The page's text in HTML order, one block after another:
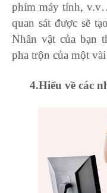
phím máy tính,
quan sát được sẽ
Nhân vật của bạn
pha trộn của một
4.Hiểu về các